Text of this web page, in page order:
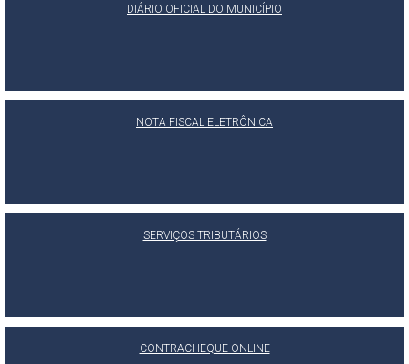
DIÁRIO OFICIAL DO MUNICÍPIO
NOTA FISCAL ELETRÔNICA
SERVIÇOS TRIBUTÁRIOS
CONTRACHEQUE ONLINE